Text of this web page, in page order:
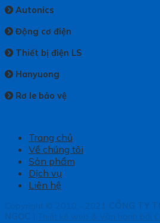
Autonics
Động cơ điện
Thiết bị điện LS
Hanyuong
Rơ le bảo vệ
Trang chủ
Về chúng tôi
Sản phẩm
Dịch vụ
Liên hệ
Copyright © 2010 - 2021 CÔNG TY
NGỌC | Thiết kế web & Vận hành bởi